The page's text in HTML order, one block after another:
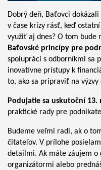
Dobrý deň, Baťovci
v čase krízy rásť, keď
využiť aj dnes? O tom bude
Baťovské princípy pre
spolupráci s odborníkmi sa
inovatívne prístupy k
to, ako sa pripraviť na výzvy
Podujatie sa uskutoční 13.
praktické rady pre
Budeme veľmi radi, ak o
čitateľov. V prílohe
detailmi. Ak máte záujem
organizátormi alebo